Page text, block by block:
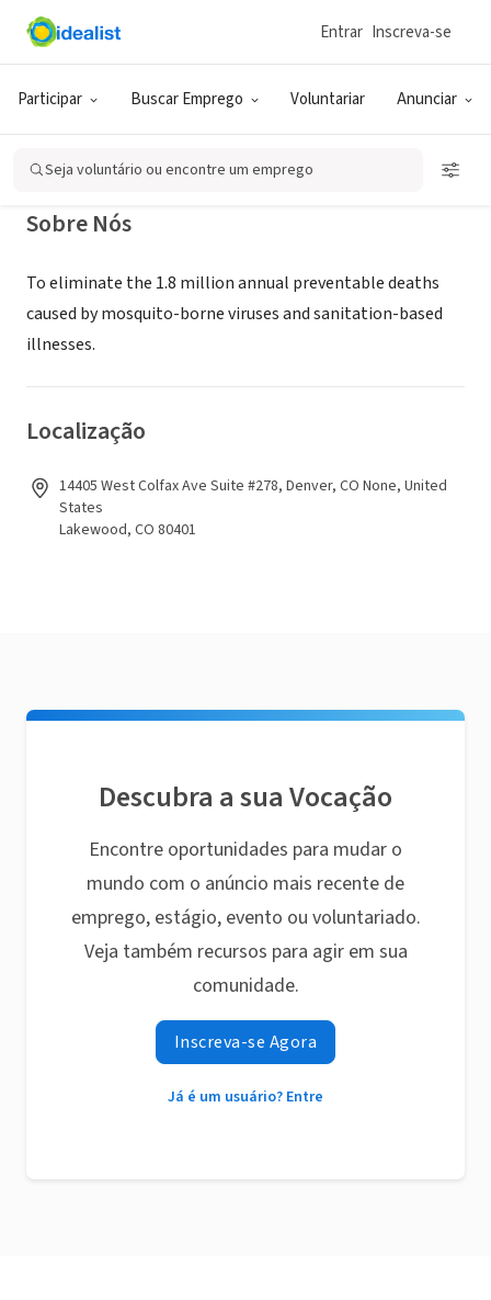
Participar Buscar Emprego Voluntariar Anunciar
Entrar Inscreva-se
Seja voluntário ou encontre um emprego
EMPRESA (ESG E NEGÓCIO SOCIAL)
Osana
Sobre Nós
To eliminate the 1.8 million annual preventable deaths
caused by mosquito-borne viruses and sanitation-based
illnesses.
Localização
14405 West Colfax Ave Suite #278, Denver, CO None, United
States
Lakewood, CO 80401
Descubra a sua Vocação
Encontre oportunidades para mudar o
mundo com o anúncio mais recente de
emprego, estágio, evento ou voluntariado.
Veja também recursos para agir em sua
comunidade.
Inscreva-se Agora
Já é um usuário? Entre